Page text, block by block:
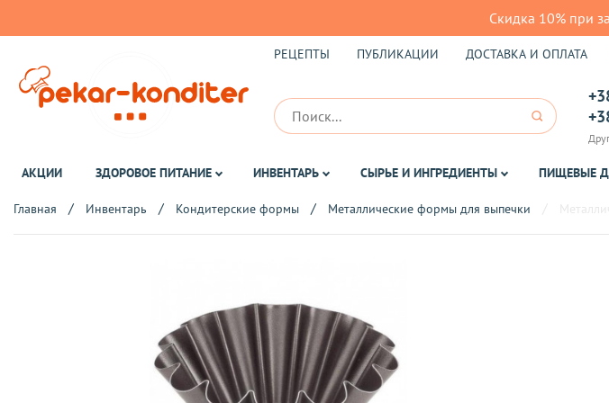
Скидка 10% при
РЕЦЕПТЫ ПУБЛИКАЦИИ ДОСТАВКА И ОПЛАТА
АКЦИИ ЗДОРОВОЕ ПИТАНИЕ ИНВЕНТАРЬ СЫРЬЕ И ИНГРЕДИЕНТЫ ПИЩЕВЫЕ
Главная Инвентарь Кондитерские формы Металлические формы для выпечки